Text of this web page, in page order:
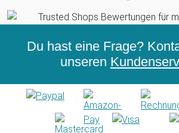
Du hast eine Frage?
unseren